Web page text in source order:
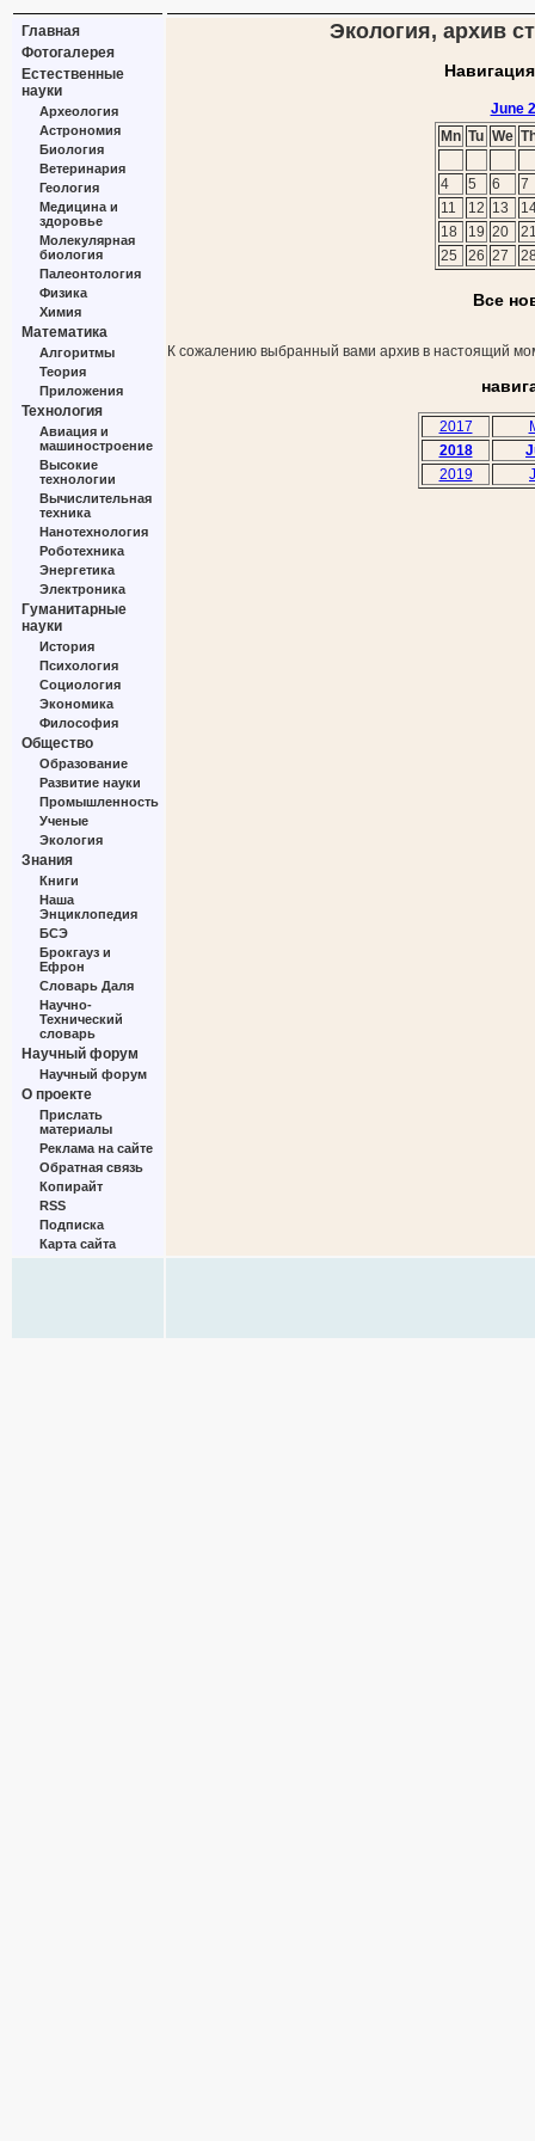
Главная
Фотогалерея
Естественные
науки
Археология
Астрономия
Биология
Ветеринария
Геология
Медицина и
здоровье
Молекулярная
биология
Палеонтология
Физика
Химия
Математика
Алгоритмы
Теория
Приложения
Технология
Авиация и
машиностроение
Высокие
технологии
Вычислительная
техника
Нанотехнология
Роботехника
Энергетика
Электроника
Гуманитарные
науки
История
Психология
Социология
Экономика
Философия
Общество
Образование
Развитие науки
Промышленность
Ученые
Экология
Знания
Книги
Наша
Энциклопедия
БСЭ
Брокгауз и
Ефрон
Словарь Даля
Научно-
Технический
словарь
Научный форум
Научный форум
О проекте
Прислать
материалы
Реклама на сайте
Обратная связь
Копирайт
RSS
Подписка
Карта сайта
Экология, архив
June
Mn Tu We
4 5 6
7
11
12 13
18
19 20
25
26 27
Все
К сожалению выбранный вами архив в настоящий
2017
2018
2019